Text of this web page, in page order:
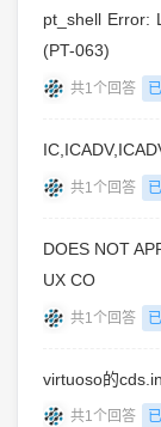
pt_shell Error:
(PT-063)
共1个回答
共1个回答
DOES NOT
UX CO
共1个回答
virtuoso的
共1个回答